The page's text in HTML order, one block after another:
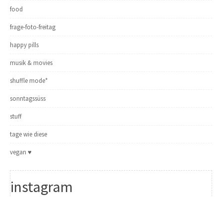
food
frage-foto-freitag
happy pills
musik & movies
shuffle mode*
sonntagssüss
stuff
tage wie diese
vegan ♥
instagram